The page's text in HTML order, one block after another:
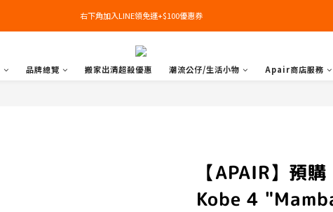
右下角加入LINE領免運+$100優惠券
右下角加入LINE領免運+$100優惠券
即日起，預購商品可提供部分訂金後尾款貨到付款(需協助請洽官line:@apair)
品牌總覽 搬家出清超殺優惠 潮流公仔/生活小物 Apair商店服務
【APAIR】預
Kobe 4